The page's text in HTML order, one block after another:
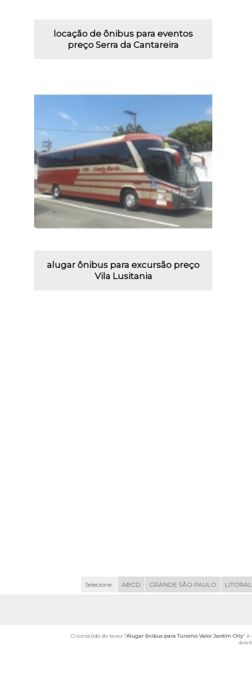
locação de ônibus para eventos
preço Serra da Cantareira
alugar ônibus para excursão preço
Vila Lusitania
Selecione: ABCD GRANDE SÃO PAULO
O conteúdo do texto "Alugar ônibus para Turismo Valor Jardim Orly" é